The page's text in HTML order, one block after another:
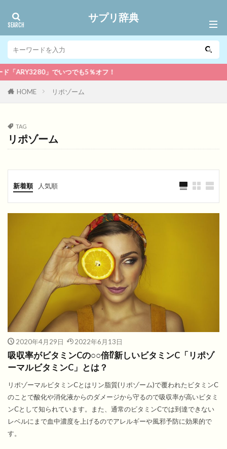
サプリ辞典
」でいつでも5％オフ！
HOME リポゾーム
TAG
リポゾーム
新着順 人気順
2020年4月29日 2022年6月13日
吸収率がビタミンCの○○倍⁉新しいビタミンC「リポゾ
ーマルビタミンC」とは？
リポゾーマルビタミンCとはリン脂質(リポゾーム)で覆われたビタミンC
のことで酸化や消化液からのダメージから守るので吸収率が高いビタミ
ンCとして知られています。また、通常のビタミンCでは到達できない
レベルにまで血中濃度を上げるのでアレルギーや風邪予防に効果的で
す。